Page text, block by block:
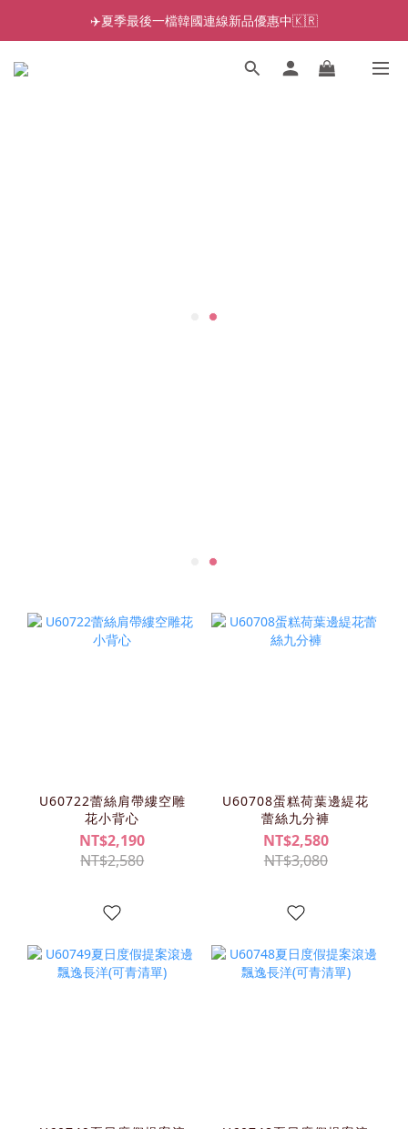
✈️夏季最後一檔韓國連線新品優惠中🇰🇷
U60722蕾絲肩帶縷空雕
花小背心
NT$2,190
NT$2,580
U60708蛋糕荷葉邊緹花
蕾絲九分褲
NT$2,580
NT$3,080